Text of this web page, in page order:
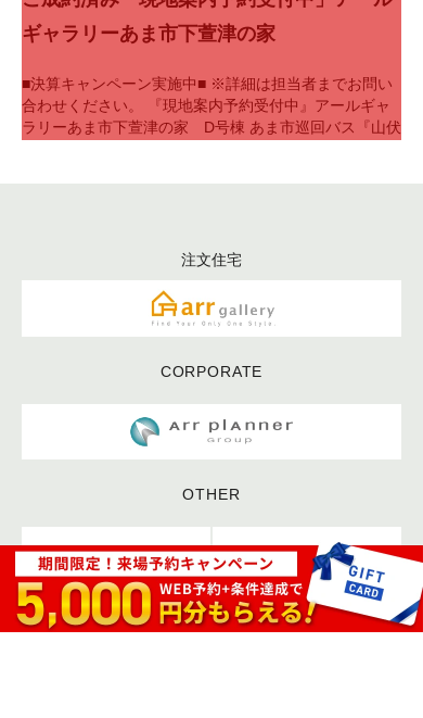
ギャラリーあま市下萱津の家
■決算キャンペーン実施中■ ※詳細は担当者までお問い
合わせください。 『現地案内予約受付中』アールギャ
ラリーあま市下萱津の家 D号棟 あま市巡回バス『山伏
注文住宅
CORPORATE
OTHER